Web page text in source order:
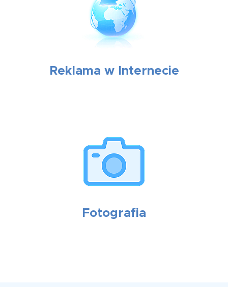
Reklama w Internecie
Fotografia